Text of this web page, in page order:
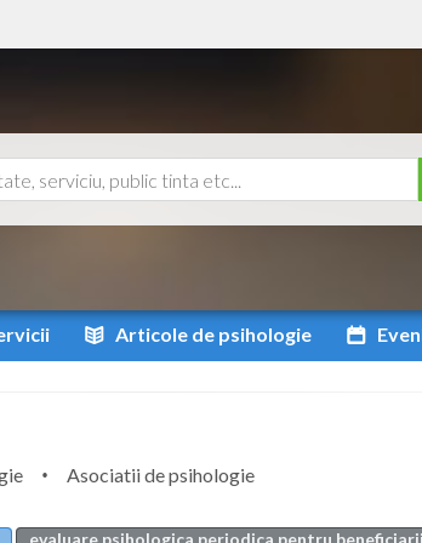
Articole de psihologie
Asociatii de psihologie
evaluare psihologica periodica pentru